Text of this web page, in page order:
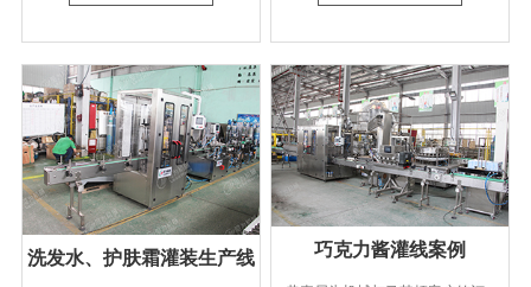
洗发水、护肤霜灌装生产线 巧克力酱灌线案例